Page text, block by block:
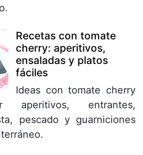
Recetas con tomate
cherry: aperitivos,
ensaladas y platos
fáciles
Ideas con tomate cherry
aperitivos, entrantes,
pescado y guarniciones